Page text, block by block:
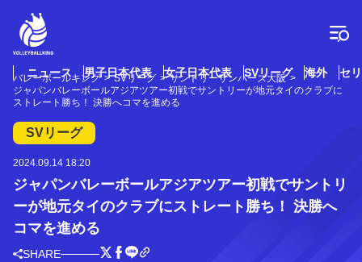
ニュース 男子日本代表 女子日本代表 SVリーグ 海外 セ
バレーボールキング SVリーグ
サントリーサンバーズ大阪
ジャパンバレーボールアジアツアー初戦でサントリーが地元タイのクラブに
ストレート勝ち！ 決勝へコマを進める
SVリーグ
2024.09.14 18:20
ジャパンバレーボールアジアツアー初戦でサントリ
ーが地元タイのクラブにストレート勝ち！ 決勝へ
コマを進める
SHARE